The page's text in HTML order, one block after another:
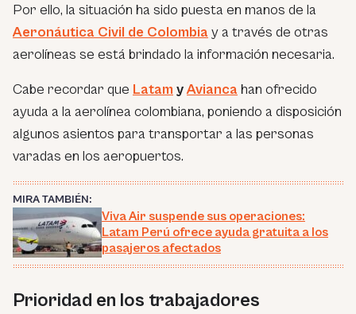
Por ello, la situación ha sido puesta en manos de la
Aeronáutica Civil de Colombia y a través de otras
aerolíneas se está brindado la información necesaria.
Cabe recordar que Latam yAvianca han ofrecido
ayuda a la aerolínea colombiana, poniendo a disposición
algunos asientos para transportar a las personas
varadas en los aeropuertos.
MIRA TAMBIÉN:
Viva Air suspende sus operaciones:
Latam Perú ofrece ayuda gratuita a los
pasajeros afectados
Prioridad en los trabajadores